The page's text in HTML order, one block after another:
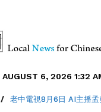
AUGUST 6, 2026 1:32
/ 老中電視8月6日 AI主播